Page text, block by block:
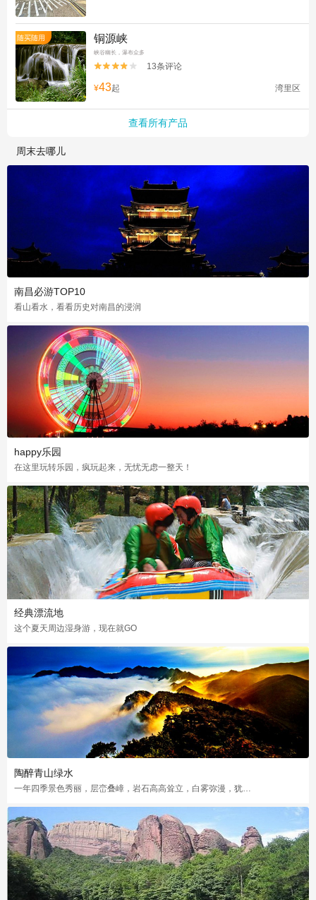
随买随用 铜源峡
峡谷幽长，瀑布众多

 13条评论
¥43起 湾里区
查看所有产品
周末去哪儿
南昌必游TOP10
看山看水，看看历史对南昌的浸润
happy乐园
在这里玩转乐园，疯玩起来，无忧无虑一整天！
经典漂流地
这个夏天周边湿身游，现在就GO
陶醉青山绿水
一年四季景色秀丽，层峦叠嶂，岩石高高耸立，白雾弥漫，犹如人间仙境